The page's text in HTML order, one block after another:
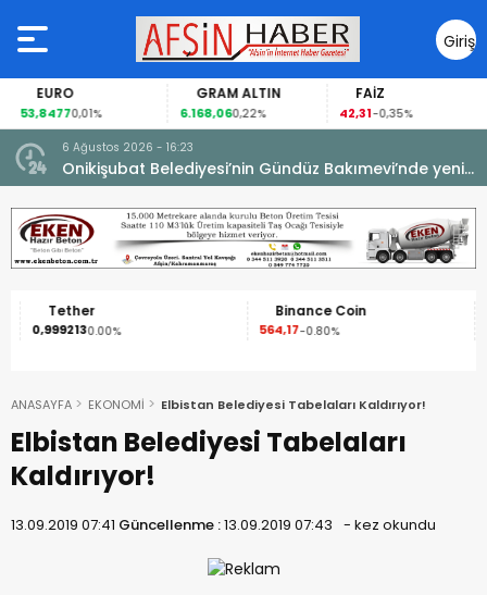
Giriş
Yap
EURO
53,84770,01%
GRAM ALTIN
6.168,060,22%
FAİZ
42,31-0,35%
6 Ağustos 2026 - 16:23
Onikişubat Belediyesi’nin Gündüz Bakımevi’nde yeni
dönemin ön kayıtları başladı.
Tether
0,9992130.00%
Binance Coin
564,17-0.80%
ANASAYFA EKONOMİ Elbistan Belediyesi Tabelaları Kaldırıyor!
Elbistan Belediyesi Tabelaları
Kaldırıyor!
13.09.2019 07:41 Güncellenme :13.09.2019 07:43 - kez okundu